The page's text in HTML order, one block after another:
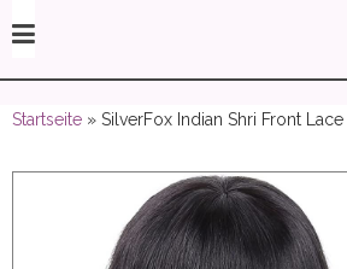
150 gram)
Startseite » SilverFox Indian Shri Front